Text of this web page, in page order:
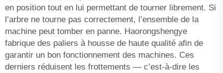
en position tout en lui permettant de tourner librement. Si
l’arbre ne tourne pas correctement, l’ensemble de la
machine peut tomber en panne. Haorongshengye
fabrique des paliers à housse de haute qualité afin de
garantir un bon fonctionnement des machines. Ces
derniers réduisent les frottements — c’est-à-dire les